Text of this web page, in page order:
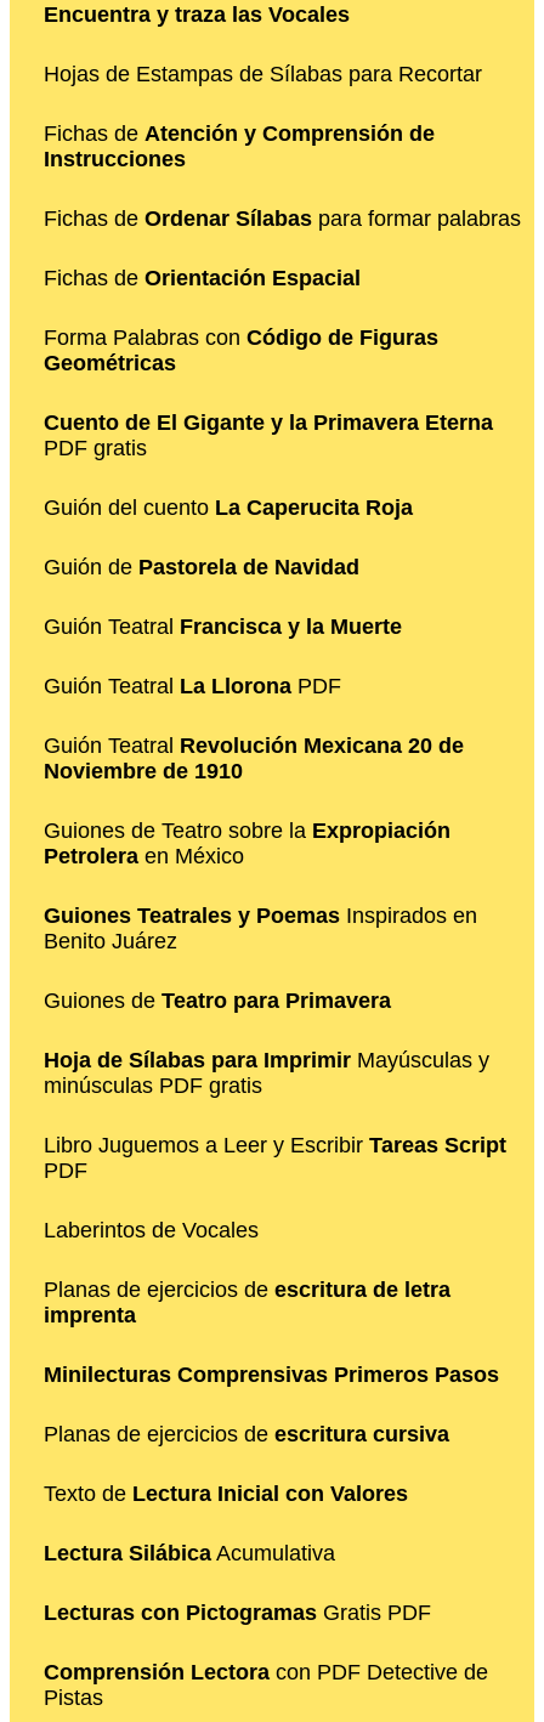
Encuentra y traza las Vocales
Hojas de Estampas de Sílabas para Recortar
Fichas de Atención y Comprensión de
Instrucciones
Fichas de Ordenar Sílabas para formar palabras
Fichas de Orientación Espacial
Forma Palabras con Código de Figuras
Geométricas
Cuento de El Gigante y la Primavera Eterna
PDF gratis
Guión del cuento La Caperucita Roja
Guión de Pastorela de Navidad
Guión Teatral Francisca y la Muerte
Guión Teatral La Llorona PDF
Guión Teatral Revolución Mexicana 20 de
Noviembre de 1910
Guiones de Teatro sobre la Expropiación
Petrolera en México
Guiones Teatrales y Poemas Inspirados en
Benito Juárez
Guiones de Teatro para Primavera
Hoja de Sílabas para Imprimir Mayúsculas y
minúsculas PDF gratis
Libro Juguemos a Leer y Escribir Tareas Script
PDF
Laberintos de Vocales
Planas de ejercicios de escritura de letra
imprenta
Minilecturas Comprensivas Primeros Pasos
Planas de ejercicios de escritura cursiva
Texto de Lectura Inicial con Valores
Lectura Silábica Acumulativa
Lecturas con Pictogramas Gratis PDF
Comprensión Lectora con PDF Detective de
Pistas